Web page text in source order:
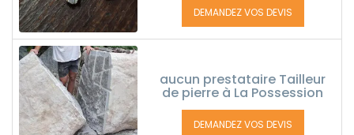
DEMANDEZ VOS DEVIS
aucun prestataire Tailleur
de pierre à La Possession
DEMANDEZ VOS DEVIS